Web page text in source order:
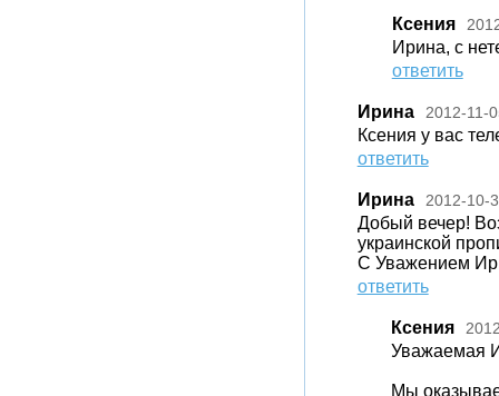
Ксения
Ирина, с
ответить
Ирина 2012-11-
Ксения у вас
ответить
Ирина 2012-10-
Добый вечер!
украинской
С Уважением
ответить
Ксения
Уважаемая
Мы